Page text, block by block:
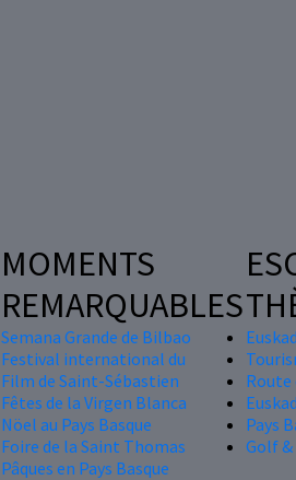
MOMENTS
REMARQUABLES
Semana Grande de Bilbao
Festival international du
Film de Saint-Sébastien
Fêtes de la Virgen Blanca
Nöel au Pays Basque
Foire de la Saint Thomas
Pâques en Pays Basque
Route
Pays
Golf &